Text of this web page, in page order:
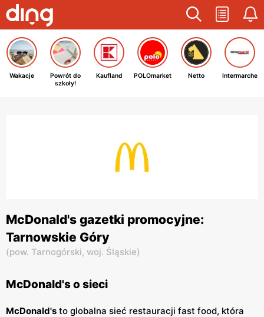
Wakacje
Powrót do
szkoły!
Kaufland POLOmarket Netto Intermarche
McDonald's gazetki promocyjne:
Tarnowskie Góry
(pow. Tarnogórski, woj. Śląskie)
McDonald's o sieci
McDonald's to globalna sieć restauracji fast food, która